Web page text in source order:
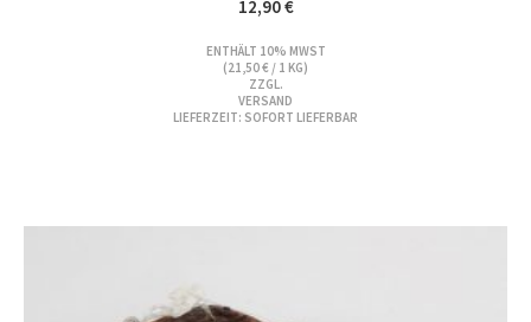
12,90€
ENTHÄLT 10% MWST
(21,50€ / 1 KG)
ZZGL.
VERSAND
LIEFERZEIT: SOFORT LIEFERBAR